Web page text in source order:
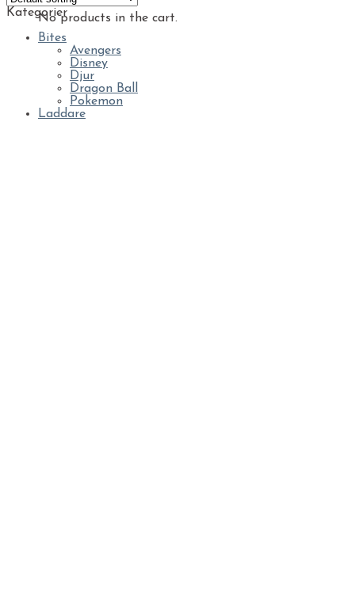
No products in the cart.
Kategorier
Bites
Avengers
Disney
Djur
Dragon Ball
Pokemon
Laddare